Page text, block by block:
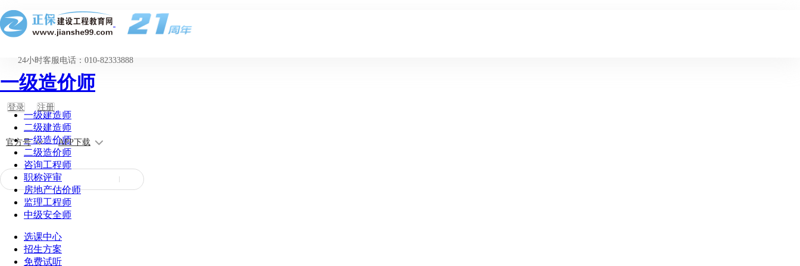
24小时客服电话：010-82333888
登录 注册
官方号 APP下载
一级造价师
一级建造师
二级建造师
一级造价师
二级造价师
咨询工程师
职称评审
房地产估价师
监理工程师
中级安全师
选课中心
招生方案
免费试听